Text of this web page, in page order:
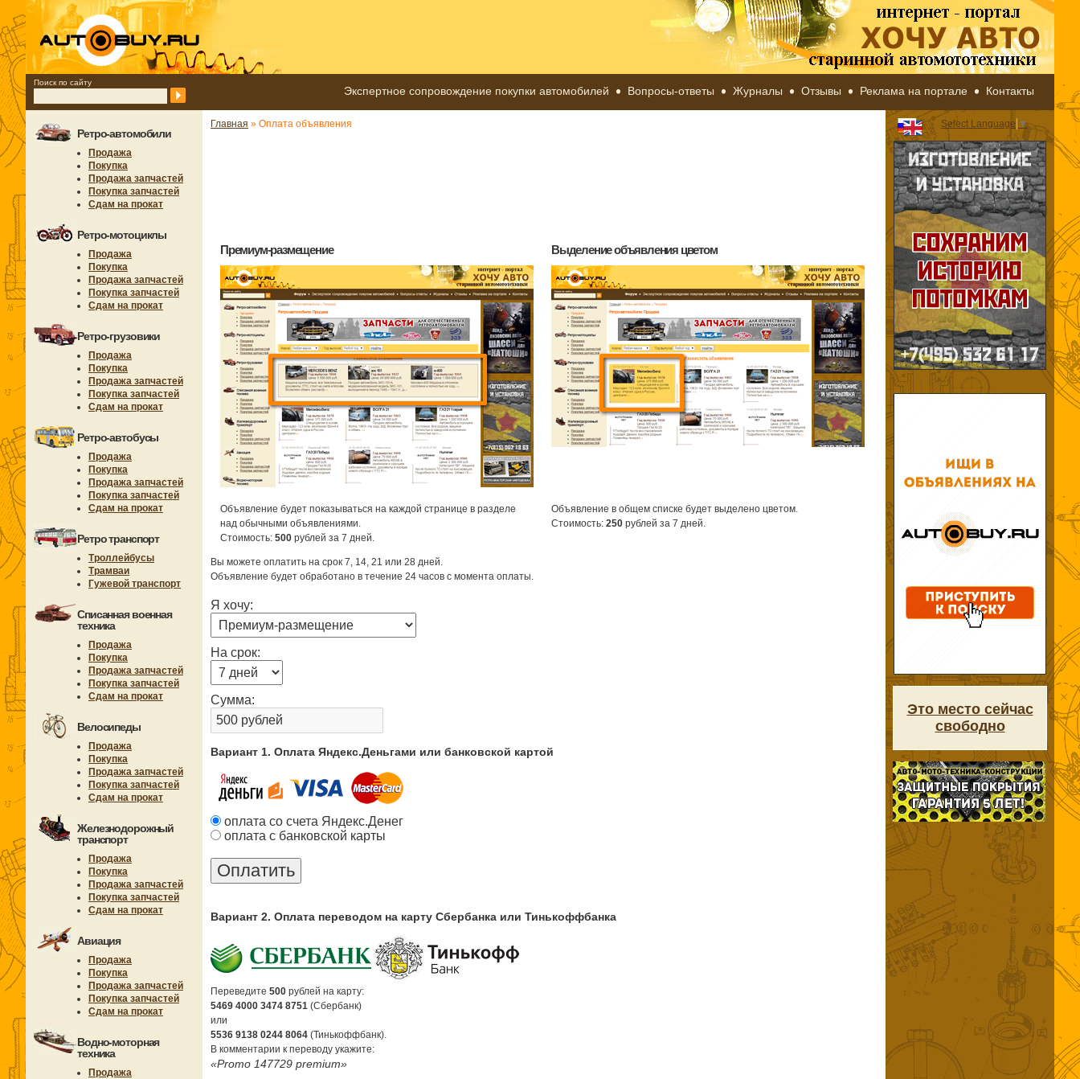
Поиск по сайту
Экспертное сопровождение покупки автомобилей Вопросы-ответы Журналы Отзывы Реклама на портале Контакты
Ретро-автомобили
Продажа
Покупка
Продажа запчастей
Покупка запчастей
Сдам на прокат
Ретро-мотоциклы
Продажа
Покупка
Продажа запчастей
Покупка запчастей
Сдам на прокат
Ретро-грузовики
Продажа
Покупка
Продажа запчастей
Покупка запчастей
Сдам на прокат
Ретро-автобусы
Продажа
Покупка
Продажа запчастей
Покупка запчастей
Сдам на прокат
Ретро транспорт
Троллейбусы
Трамваи
Гужевой транспорт
Списанная военная
техника
Продажа
Покупка
Продажа запчастей
Покупка запчастей
Сдам на прокат
Велосипеды
Продажа
Покупка
Продажа запчастей
Покупка запчастей
Сдам на прокат
Железнодорожный
транспорт
Продажа
Покупка
Продажа запчастей
Покупка запчастей
Сдам на прокат
Авиация
Продажа
Покупка
Продажа запчастей
Покупка запчастей
Сдам на прокат
Водно-моторная
техника
Продажа
Главная » Оплата объявления
Премиум-размещение
Объявление будет показываться на каждой странице в разделе
над обычными объявлениями.
Стоимость: 500 рублей за 7 дней.
Выделение объявления цветом
Объявление в общем списке будет выделено цветом.
Стоимость: 250 рублей за 7 дней.
Вы можете оплатить на срок 7, 14, 21 или 28 дней.
Объявление будет обработано в течение 24 часов с момента оплаты.
Я хочу:
На срок:
Сумма:
Вариант 1. Оплата Яндекс.Деньгами или банковской картой
оплата со счета Яндекс.Денег
оплата с банковской карты
Вариант 2. Оплата переводом на карту Сбербанка или Тинькоффбанка
Переведите 500 рублей на карту:
5469 4000 3474 8751 (Сбербанк)
или
5536 9138 0244 8064 (Тинькоффбанк).
В комментарии к переводу укажите:
«Promo 147729 premium»
Select Language ▼
Это место сейчас
свободно